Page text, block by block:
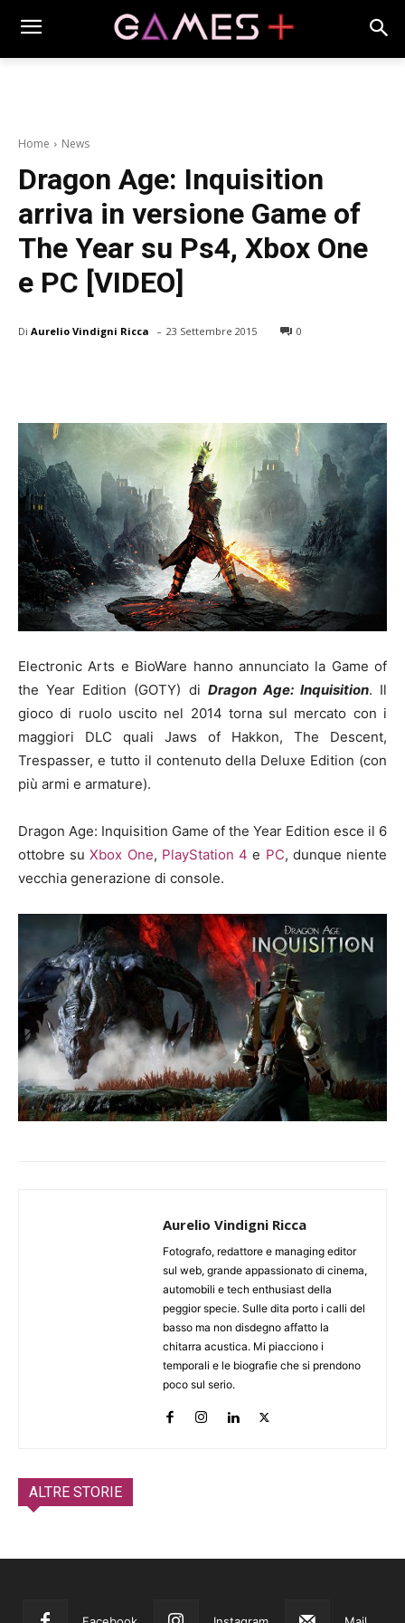
Home News
Dragon Age: Inquisition
arriva in versione Game of
The Year su Ps4, Xbox One
e PC [VIDEO]
Di Aurelio Vindigni Ricca - 23 Settembre 2015 0
Electronic Arts e BioWare hanno annunciato la Game of
the Year Edition (GOTY) di Dragon Age: Inquisition. Il
gioco di ruolo uscito nel 2014 torna sul mercato con i
maggiori DLC quali Jaws of Hakkon, The Descent,
Trespasser, e tutto il contenuto della Deluxe Edition (con
più armi e armature).
Dragon Age: Inquisition Game of the Year Edition esce il 6
ottobre suXbox One, PlayStation 4 e PC, dunque niente
vecchia generazione di console.
Aurelio Vindigni Ricca
Fotografo, redattore e managing editor
sul web, grande appassionato di cinema,
automobili e tech enthusiast della
peggior specie. Sulle dita porto i calli del
basso ma non disdegno affatto la
chitarra acustica. Mi piacciono i
temporali e le biografie che si prendono
poco sul serio.
ALTRE STORIE